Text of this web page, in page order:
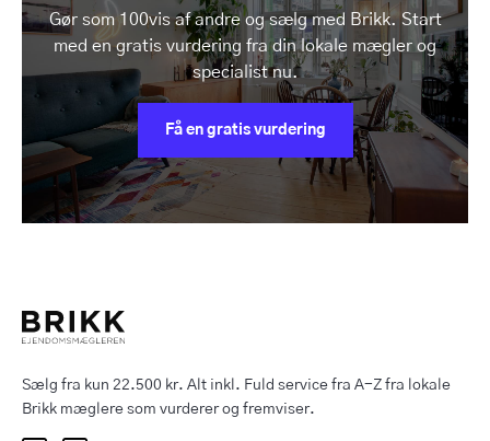
Gør som 100vis af andre og sælg med Brikk. Start
med en gratis vurdering fra din lokale mægler og
specialist nu.
Få en gratis vurdering
Sælg fra kun 22.500 kr. Alt inkl. Fuld service fra A-Z fra lokale
Brikk mæglere som vurderer og fremviser.